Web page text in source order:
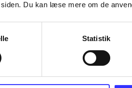
Du kan læse mere om de
Statistik